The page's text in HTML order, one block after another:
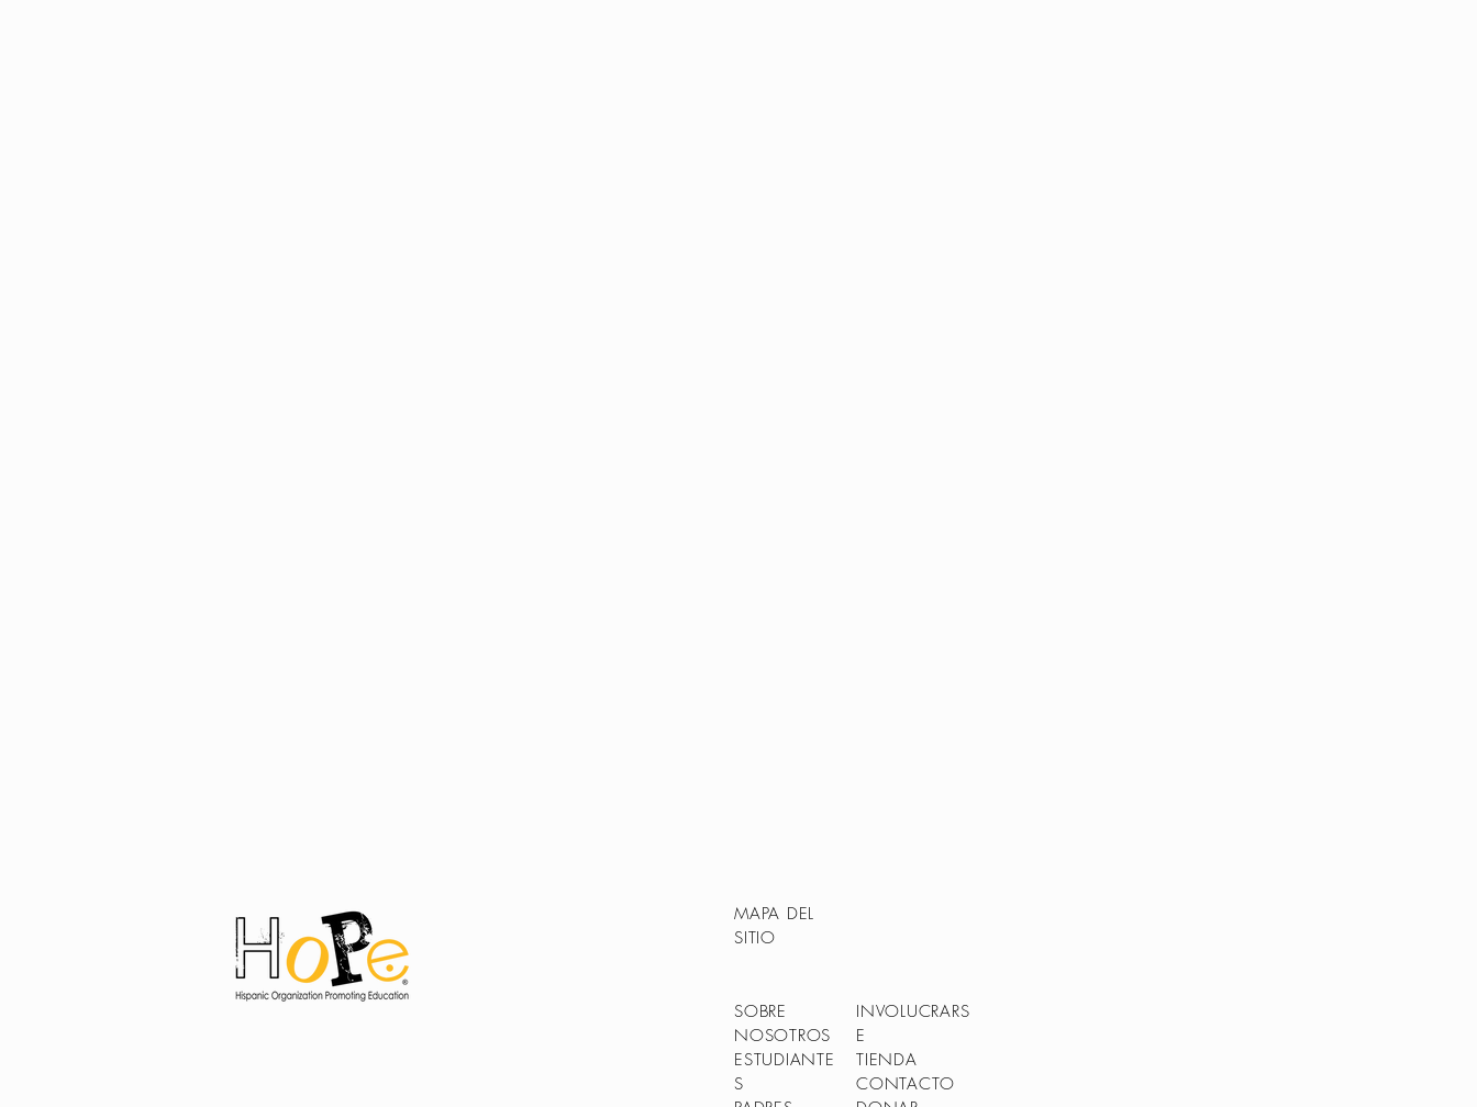
MAPA DEL
SITIO
SOBRE
NOSOTROS
ESTUDIANTE
S
INVOLUCRARS
E
TIENDA
CONTACTO